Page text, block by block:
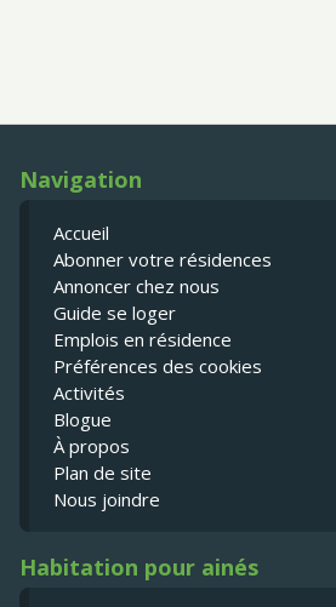
Navigation
Accueil
Abonner votre résidences
Annoncer chez nous
Guide se loger
Emplois en résidence
Préférences des cookies
Activités
Blogue
À propos
Plan de site
Nous joindre
Habitation pour ainés